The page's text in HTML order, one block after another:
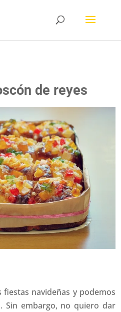
de reyes
navideñas y podemos
Sin embargo, no quiero dar